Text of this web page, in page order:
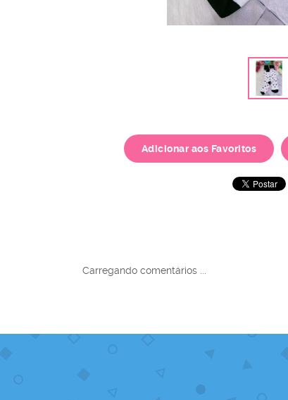
Adicionar aos Favoritos
Carregando comentários ...